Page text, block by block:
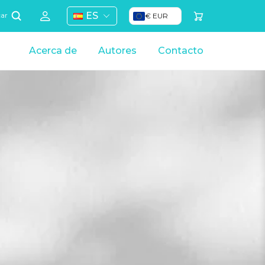
ES € EUR
Acerca de Autores Contacto